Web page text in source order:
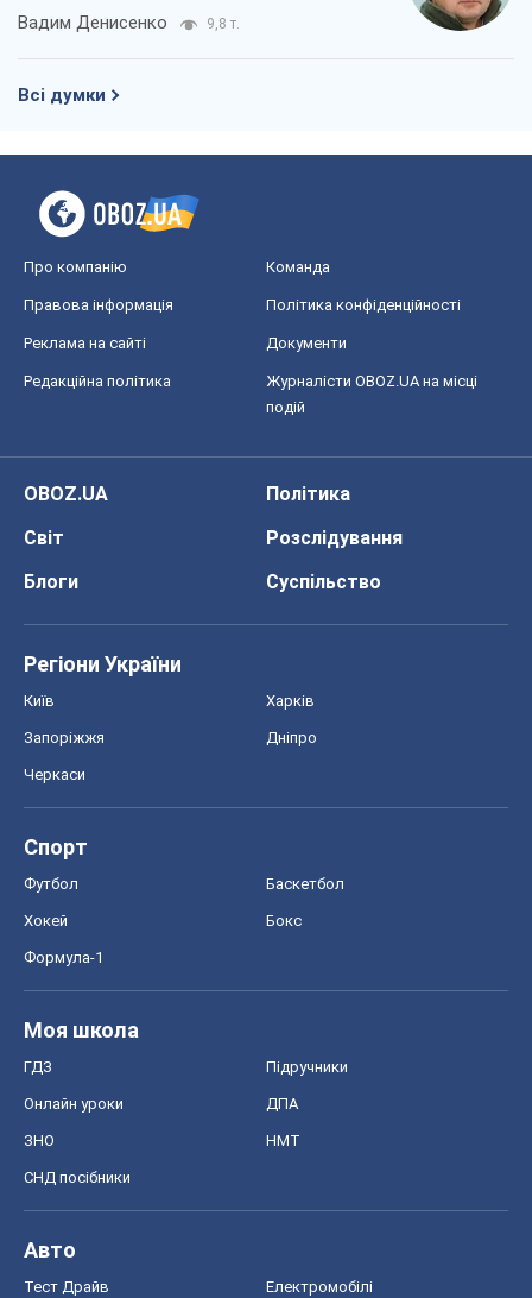
Вадим Денисенко 9,8 т.
Всі думки
Про компанію Команда
Правова інформація Політика конфіденційності
Реклама на сайті Документи
Редакційна політика
Журналісти OBOZ.UA на місці
подій
OBOZ.UA
Політика
Світ
Розслідування
Блоги
Суспільство
Регіони України
Київ Харків
Запоріжжя Дніпро
Черкаси
Спорт
Футбол Баскетбол
Хокей Бокс
Формула-1
Моя школа
ГДЗ Підручники
Онлайн уроки ДПА
ЗНО НМТ
СНД посібники
Авто
Тест Драйв Електромобілі